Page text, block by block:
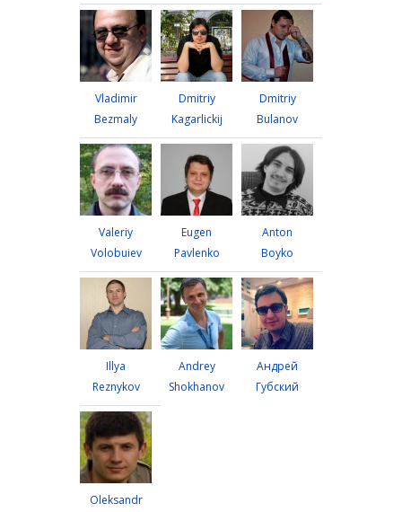
Vladimir
Bezmaly
Dmitriy
Kagarlickij
Dmitriy
Bulanov
Valeriy
Volobuiev
Eugen
Pavlenko
Anton
Boyko
Illya
Reznykov
Andrey
Shokhanov
Андрей
Губский
Oleksandr